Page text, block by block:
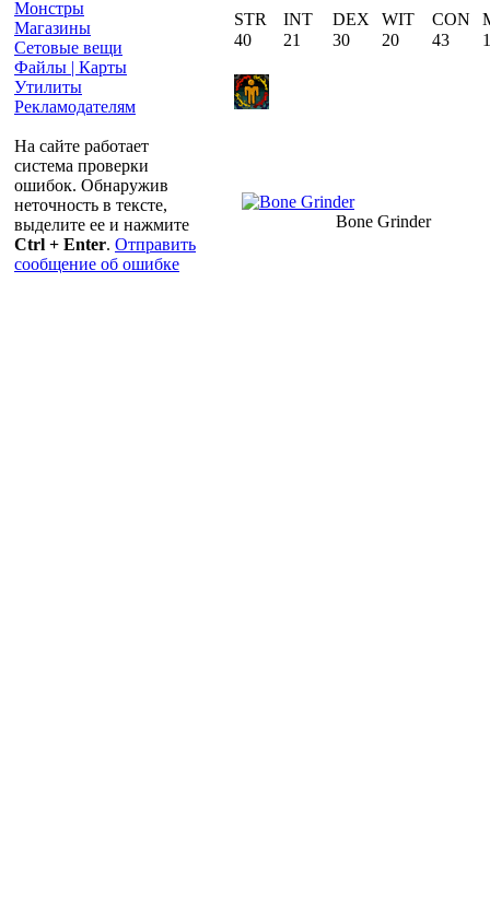
Монстры
Магазины
Сетовые вещи
Файлы | Карты
Утилиты
Рекламодателям
На сайте работает
система проверки
ошибок. Обнаружив
неточность в тексте,
выделите ее и нажмите
Ctrl + Enter. Отправить
сообщение об ошибке
STR
INT DEX WIT CON
40
21 30 20 43
Bone Grinder